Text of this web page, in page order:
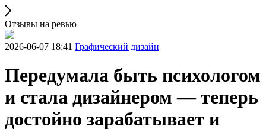
Отзывы на ревью
2026-06-07 18:41 Графический дизайн
Передумала быть психологом
и стала дизайнером — теперь
достойно зарабатывает и